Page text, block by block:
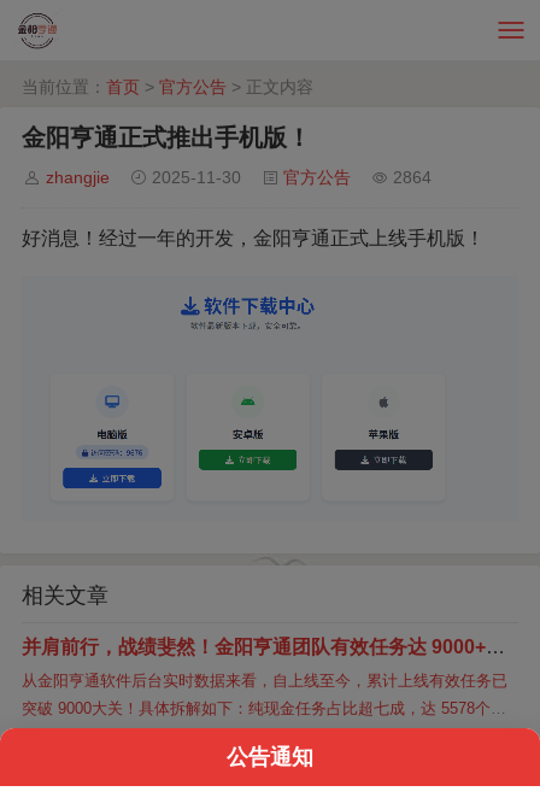
当前位置： 首页 > 官方公告 > 正文内容
金阳亨通正式推出手机版！
zhangjie 2025-11-30 官方公告 2864
好消息！经过一年的开发，金阳亨通正式上线手机版！
相关文章
并肩前行，战绩斐然！金阳亨通团队有效任务达 9000+，
致谢所有支持者
从金阳亨通软件后台实时数据来看，自上线至今，累计上线有效任务已
突破 9000大关！具体拆解如下：纯现金任务占比超七成，达 5578个；Q
金阳亨通的赚钱原理，如何通过金阳亨通赚钱？（必看）
公告通知